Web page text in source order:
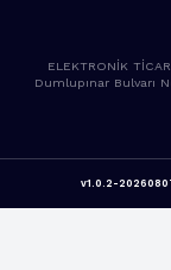
ELEKTRONİK
Dumlupınar Bulvarı
v1.0.2-